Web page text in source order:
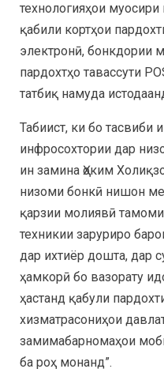
технологияҳои
қабили кортҳои
электронӣ, бонкдории
пардохтҳо тавассути
татбиқ намуда
Табиист, ки бо тасвиби
инфросохтории дар
ин замина Ҳоким
низоми бонкӣ нишон
қарзии молиявӣ
техникии заруриро
дар ихтиёр дошта, дар
ҳамкорӣ бо вазорату
ҳастанд қабули
хизматрасониҳои
замимабарномаҳои
ба роҳ монанд”.